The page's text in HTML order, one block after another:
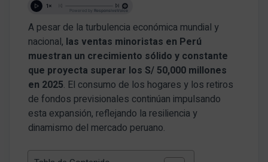
A pesar de la turbulencia económica mundial y
nacional, las ventas minoristas en Perú
muestran un crecimiento sólido y constante
que proyecta superar los S/ 50,000 millones
en 2025. El consumo de los hogares y los retiros
de fondos previsionales continúan impulsando
esta expansión, reflejando la resiliencia y
dinamismo del mercado peruano.